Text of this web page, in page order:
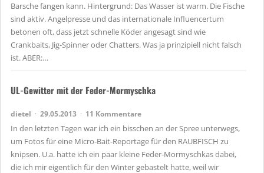
Barsche fangen kann. Hintergrund: Das Wasser ist warm. Die Fische
sind aktiv. Angelpresse und das internationale Influencertum
betonen oft, dass jetzt schnelle Köder angesagt sind wie
Crankbaits, Jig-Spinner oder Chatters. Was ja prinzipiell nicht falsch
ist. ABER:…
UL-Gewitter mit der Feder-Mormyschka
dietel 29.05.2013 11 Kommentare
In den letzten Tagen war ich ein bisschen an der Spree unterwegs,
um Fotos für eine Micro-Bait-Reportage für den RAUBFISCH zu
knipsen. U.a. hatte ich ein paar kleine Feder-Mormyschkas dabei,
die ich mir eigentlich für den Winter gebastelt hatte, weil wir